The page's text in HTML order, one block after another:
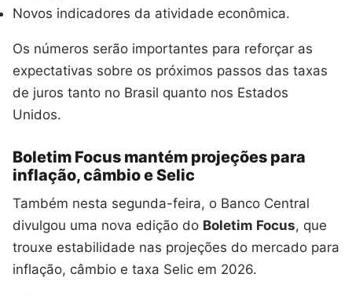
Novos indicadores da atividade econômica.
Os números serão importantes para reforçar as
expectativas sobre os próximos passos das taxas
de juros tanto no Brasil quanto nos Estados
Unidos.
Boletim Focus mantém projeções para
inflação, câmbio e Selic
Também nesta segunda-feira, o Banco Central
divulgou uma nova edição do Boletim Focus, que
trouxe estabilidade nas projeções do mercado para
inflação, câmbio e taxa Selic em 2026.